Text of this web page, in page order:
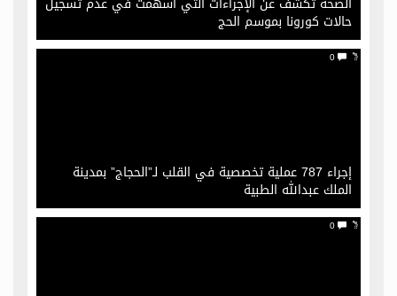
حالات كورونا بموسم الحج
إجراء 787 عملية تخصصية في القلب لـ”الحجاج” بمدينة
الملك عبدالله الطبية